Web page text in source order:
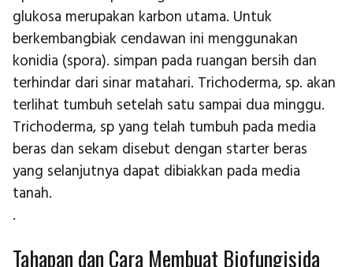
glukosa merupakan karbon utama. Untuk
berkembangbiak cendawan ini menggunakan
konidia (spora). simpan pada ruangan bersih dan
terhindar dari sinar matahari. Trichoderma, sp. akan
terlihat tumbuh setelah satu sampai dua minggu.
Trichoderma, sp yang telah tumbuh pada media
beras dan sekam disebut dengan starter beras
yang selanjutnya dapat dibiakkan pada media
tanah.
.
Tahapan dan Cara Membuat Biofungisida